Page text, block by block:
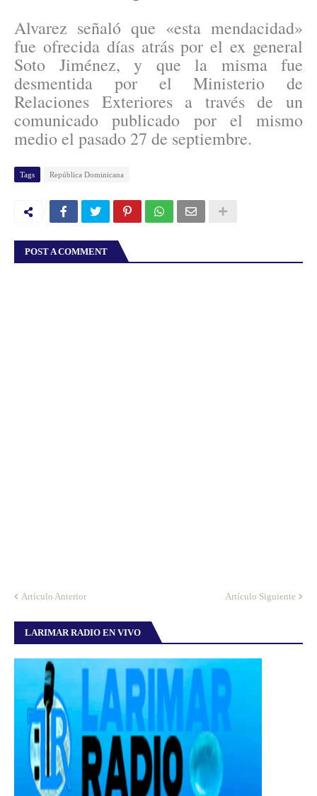
Alvarez señaló que «esta mendacidad»
fue ofrecida días atrás por el ex general
Soto Jiménez, y que la misma fue
desmentida por el Ministerio de
Relaciones Exteriores a través de un
comunicado publicado por el mismo
medio el pasado 27 de septiembre.
Tags República Dominicana
POST A COMMENT
Artículo Anterior Artículo Siguiente
LARIMAR RADIO EN VIVO